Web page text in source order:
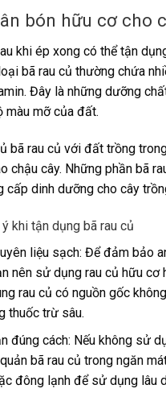
bón hữu cơ cho
khi ép xong có thể tận
bã rau củ thường chứa
Đây là những dưỡng
màu mỡ của đất.
bã rau củ với đất trồng
chậu cây. Những phần bã
cấp dinh dưỡng cho cây
khi tận dụng bã rau củ
liệu sạch: Để đảm bảo
nên sử dụng rau củ hữu cơ
rau củ có nguồn gốc
thuốc trừ sâu.
đúng cách: Nếu không sử
bã rau củ trong ngăn
đông lạnh để sử dụng lâu